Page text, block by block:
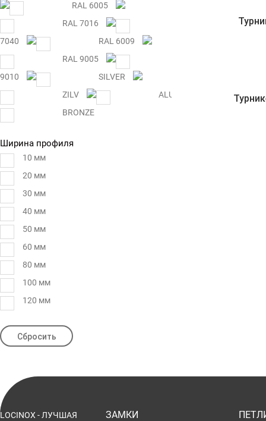
RAL 6005
RAL 7016
7040
RAL 6009
RAL 9005
9010
SILVER
ZILV
ALUM
BRONZE
Ширина профиля
10 мм
20 мм
30 мм
40 мм
50 мм
60 мм
80 мм
100 мм
120 мм
LOCINOX - ЛУЧШАЯ
ЗАМКИ